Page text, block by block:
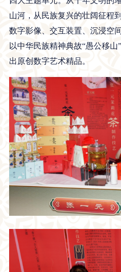
山河，从民族复兴的壮阔征程
数字影像、交互装置、沉浸空
以中华民族精神典故“愚公移
出原创数字艺术精品。